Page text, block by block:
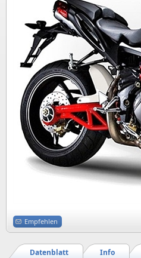
Empfehlen
Info
Datenblatt